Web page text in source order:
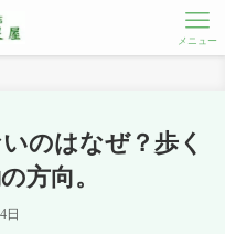
メニュー
のはなぜ？歩く
方向。
日